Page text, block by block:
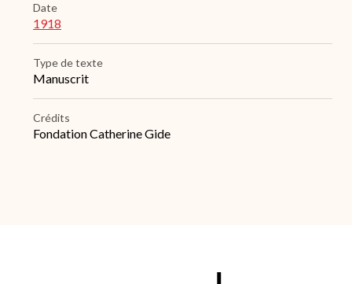
Date
1918
Type de texte
Manuscrit
Crédits
Fondation Catherine Gide